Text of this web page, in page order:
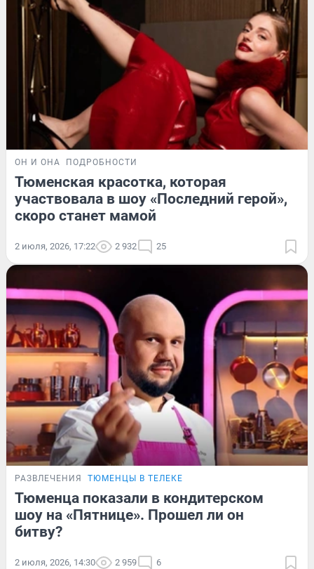
ОН И ОНА ПОДРОБНОСТИ
Тюменская красотка, которая
участвовала в шоу «Последний герой»,
скоро станет мамой
2 июля, 2026, 17:22 2 932 25
РАЗВЛЕЧЕНИЯ ТЮМЕНЦЫ В ТЕЛЕКЕ
Тюменца показали в кондитерском
шоу на «Пятнице». Прошел ли он
битву?
2 июля, 2026, 14:30 2 959 6